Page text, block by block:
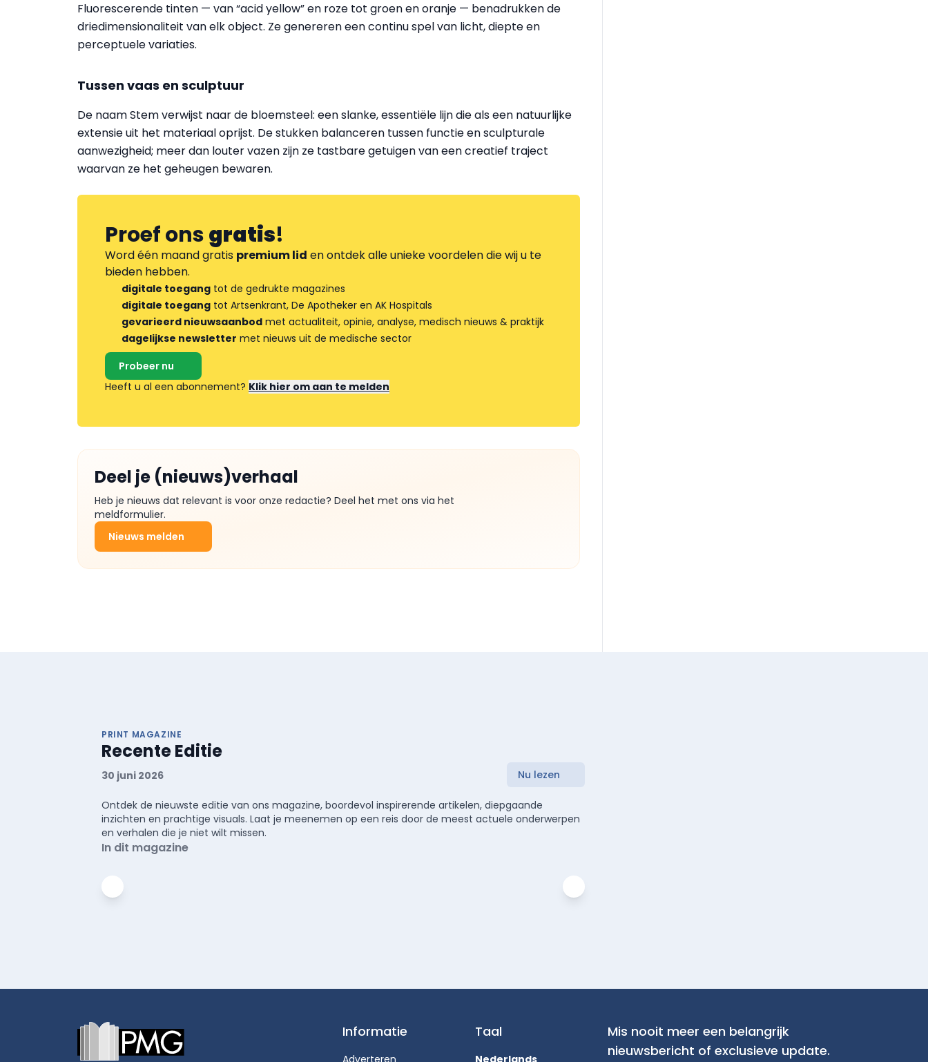
Fluorescerende tinten — van “acid yellow” en roze tot groen en oranje — benadrukken de
driedimensionaliteit van elk object. Ze genereren een continu spel van licht, diepte en
perceptuele variaties.
Tussen vaas en sculptuur
De naam Stem verwijst naar de bloemsteel: een slanke, essentiële lijn die als een natuurlijke
extensie uit het materiaal oprijst. De stukken balanceren tussen functie en sculpturale
aanwezigheid; meer dan louter vazen zijn ze tastbare getuigen van een creatief traject
waarvan ze het geheugen bewaren.
Proef onsgratis!
Word één maand gratis premium lid en ontdek alle unieke voordelen die wij u te
bieden hebben.
digitale toegang tot de gedrukte magazines
digitale toegang tot Artsenkrant, De Apotheker en AK Hospitals
gevarieerd nieuwsaanbod met actualiteit, opinie, analyse, medisch nieuws & praktijk
dagelijkse newsletter met nieuws uit de medische sector
Probeer nu
Heeft u al een abonnement? Klik hier om aan te melden
Deel je (nieuws)verhaal
Heb je nieuws dat relevant is voor onze redactie? Deel het met ons via het
meldformulier.
Nieuws melden
PRINT MAGAZINE
Recente Editie
30 juni 2026 Nu lezen
Ontdek de nieuwste editie van ons magazine, boordevol inspirerende artikelen, diepgaande
inzichten en prachtige visuals. Laat je meenemen op een reis door de meest actuele onderwerpen
en verhalen die je niet wilt missen.
In dit magazine
Informatie Taal
Mis nooit meer een belangrijk
nieuwsbericht of exclusieve update.